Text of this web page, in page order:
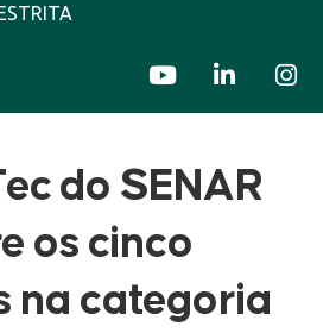
do SENAR
os cinco
na categoria